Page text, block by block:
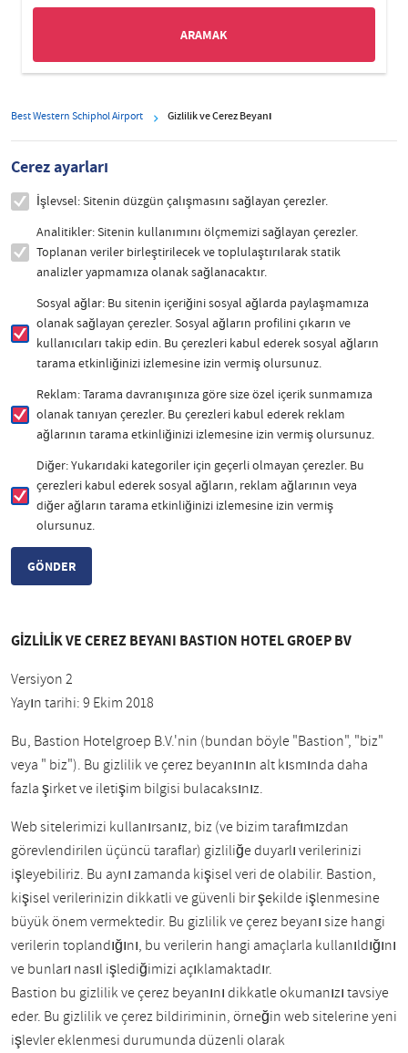
Best Western Schiphol Airport Gizlilik ve Çerez Beyanı
Çerez ayarları
İşlevsel: Sitenin düzgün çalışmasını sağlayan çerezler.
Analitikler: Sitenin kullanımını ölçmemizi sağlayan çerezler.
Toplanan veriler birleştirilecek ve toplulaştırılarak statik
analizler yapmamıza olanak sağlanacaktır.
Sosyal ağlar: Bu sitenin içeriğini sosyal ağlarda paylaşmamıza
olanak sağlayan çerezler. Sosyal ağların profilini çıkarın ve
kullanıcıları takip edin. Bu çerezleri kabul ederek sosyal ağların
tarama etkinliğinizi izlemesine izin vermiş olursunuz.
Reklam: Tarama davranışınıza göre size özel içerik sunmamıza
olanak tanıyan çerezler. Bu çerezleri kabul ederek reklam
ağlarının tarama etkinliğinizi izlemesine izin vermiş olursunuz.
Diğer: Yukarıdaki kategoriler için geçerli olmayan çerezler. Bu
çerezleri kabul ederek sosyal ağların, reklam ağlarının veya
diğer ağların tarama etkinliğinizi izlemesine izin vermiş
olursunuz.
GİZLİLİK VE ÇEREZ BEYANI BASTION HOTEL GROEP BV
Versiyon 2
Yayın tarihi: 9 Ekim 2018
Bu, Bastion Hotelgroep B.V.'nin (bundan böyle "Bastion", "biz"
veya " biz"). Bu gizlilik ve çerez beyanının alt kısmında daha
fazla şirket ve iletişim bilgisi bulacaksınız.
Web sitelerimizi kullanırsanız, biz (ve bizim tarafımızdan
görevlendirilen üçüncü taraflar) gizliliğe duyarlı verilerinizi
işleyebiliriz. Bu aynı zamanda kişisel veri de olabilir. Bastion,
kişisel verilerinizin dikkatli ve güvenli bir şekilde işlenmesine
büyük önem vermektedir. Bu gizlilik ve çerez beyanı size hangi
verilerin toplandığını, bu verilerin hangi amaçlarla kullanıldığını
ve bunları nasıl işlediğimizi açıklamaktadır.
Bastion bu gizlilik ve çerez beyanını dikkatle okumanızı tavsiye
eder. Bu gizlilik ve çerez bildiriminin, örneğin web sitelerine yeni
işlevler eklenmesi durumunda düzenli olarak